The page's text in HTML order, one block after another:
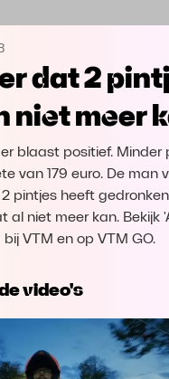
Edge
dat 2
niet meer
blaast positief. Minder
van 179 euro. De man
pintjes heeft
al niet meer kan. Bekijk
VTM en op VTM GO.
video's